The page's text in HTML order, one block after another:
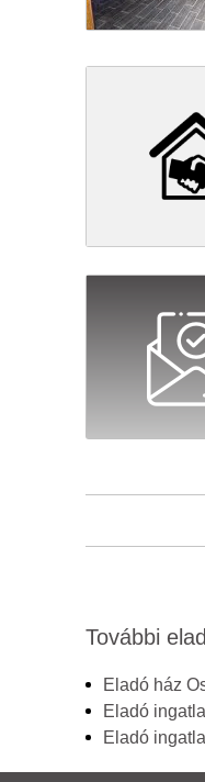
További
Eladó ház
Eladó
Eladó